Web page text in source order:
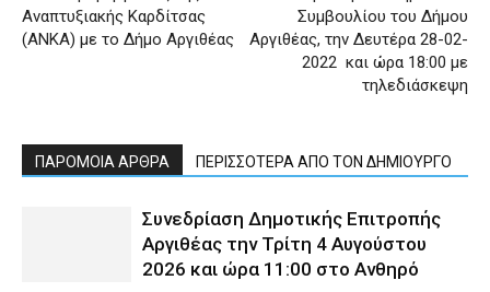
Αναπτυξιακής Καρδίτσας
(ΑΝΚΑ) με το Δήμο Αργιθέας
Συμβουλίου του Δήμου
Αργιθέας, την Δευτέρα 28-02-
2022 και ώρα 18:00 με
τηλεδιάσκεψη
ΠΑΡΟΜΟΙΑ ΑΡΘΡΑ ΠΕΡΙΣΣΟΤΕΡΑ ΑΠΟ ΤΟΝ ΔΗΜΙΟΥΡΓΟ
Συνεδρίαση Δημοτικής Επιτροπής
Αργιθέας την Τρίτη 4 Αυγούστου
2026 και ώρα 11:00 στο Ανθηρό